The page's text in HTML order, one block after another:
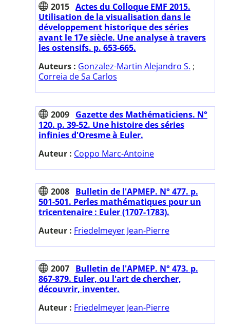
2015 Actes du Colloque EMF 2015.
Utilisation de la visualisation dans le
développement historique des séries
avant le 17e siècle. Une analyse à travers
les ostensifs. p. 653-665.
Auteurs : Gonzalez-Martin Alejandro S. ;
Correia de Sa Carlos
2009 Gazette des Mathématiciens. N°
120. p. 39-52. Une histoire des séries
infinies d'Oresme à Euler.
Auteur : Coppo Marc-Antoine
2008 Bulletin de l'APMEP. N° 477. p.
501-501. Perles mathématiques pour un
tricentenaire : Euler (1707-1783).
Auteur : Friedelmeyer Jean-Pierre
2007 Bulletin de l'APMEP. N° 473. p.
867-879. Euler, ou l'art de chercher,
découvrir, inventer.
Auteur : Friedelmeyer Jean-Pierre